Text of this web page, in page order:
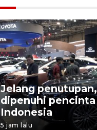
Jelang
dipenuhi
Indonesia
5 jam lalu